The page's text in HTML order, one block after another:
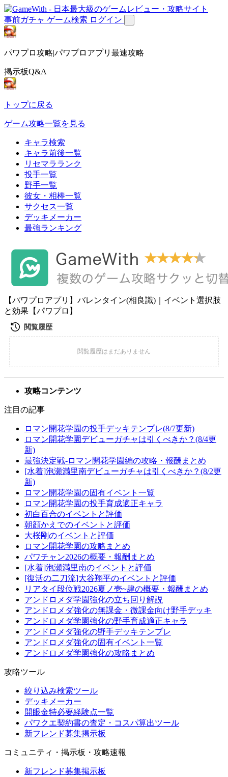
事前ガチャ ゲーム検索 ログイン
パワプロ攻略|パワプロアプリ最速攻略
掲示板Q&A
トップに戻る
ゲーム攻略一覧を見る
キャラ検索
キャラ前後一覧
リセマラランク
投手一覧
野手一覧
彼女・相棒一覧
サクセス一覧
デッキメーカー
最強ランキング
【パワプロアプリ】バレンタイン(相良識)｜イベント選択肢
と効果【パワプロ】
攻略コンテンツ
注目の記事
ロマン開花学園の投手デッキテンプレ(8/7更新)
ロマン開花学園デビューガチャは引くべきか？(8/4更
新)
最強決定戦-ロマン開花学園編の攻略・報酬まとめ
[水着]泡瀬満里南デビューガチャは引くべきか？(8/2更
新)
ロマン開花学園の固有イベント一覧
ロマン開花学園の投手育成適正キャラ
初白百合のイベントと評価
朝顔かえでのイベントと評価
大桜剛のイベントと評価
ロマン開花学園の攻略まとめ
パワチャン2026の概要・報酬まとめ
[水着]泡瀬満里南のイベントと評価
[復活の二刀流]大谷翔平のイベントと評価
リアタイ段位戦2026夏ノ壱~肆の概要・報酬まとめ
アンドロメダ学園強化の立ち回り解説
アンドロメダ強化の無課金・微課金向け野手デッキ
アンドロメダ学園強化の野手育成適正キャラ
アンドロメダ強化の野手デッキテンプレ
アンドロメダ強化の固有イベント一覧
アンドロメダ学園強化の攻略まとめ
攻略ツール
絞り込み検索ツール
デッキメーカー
開眼金特必要経験点一覧
パワクエ契約書の査定・コスパ算出ツール
新フレンド募集掲示板
コミュニティ・掲示板・攻略速報
新フレンド募集掲示板